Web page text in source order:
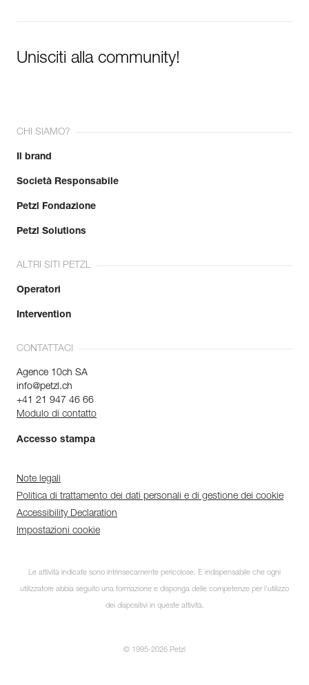
Unisciti alla community!
CHI SIAMO?
Il brand
Società Responsabile
Petzl Fondazione
Petzl Solutions
ALTRI SITI PETZL
Operatori
Intervention
CONTATTACI
Agence 10ch SA
info@petzl.ch
+41 21 947 46 66
Modulo di contatto
Accesso stampa
Note legali
Politica di trattamento dei dati personali e di gestione dei cookie
Accessibility Declaration
Impostazioni cookie
Le attività indicate sono intrinsecamente pericolose. È indispensabile che ogni
utilizzatore abbia seguito una formazione e disponga delle competenze per l’utilizzo
dei dispositivi in queste attività.
© 1995-2026 Petzl